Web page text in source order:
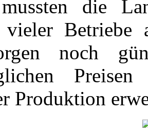
die
vieler Betriebe
noch
Produktion